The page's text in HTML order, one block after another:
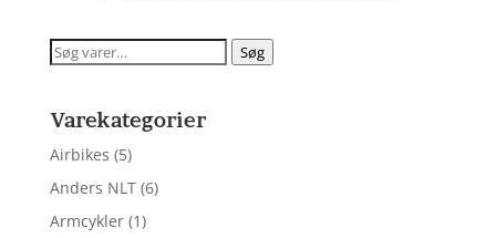
Søg
Søg
Varekategorier
Airbikes (5)
Anders NLT (6)
Armcykler (1)